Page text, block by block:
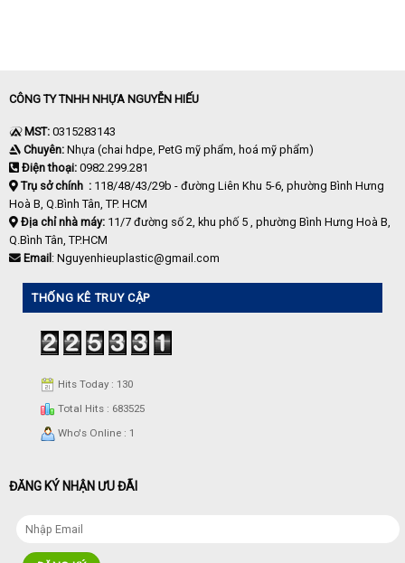
CÔNG TY TNHH NHỰA NGUYỄN HIẾU
MST: 0315283143
Chuyên: Nhựa (chai hdpe, PetG mỹ phẩm, hoá mỹ phẩm)
Điện thoại: 0982.299.281
Trụ sở chính : 118/48/43/29b - đường Liên Khu 5-6, phường Bình Hưng
Hoà B, Q.Bình Tân, TP. HCM
Địa chỉ nhà máy: 11/7 đường số 2, khu phố 5 , phường Bình Hưng Hoà B,
Q.Bình Tân, TP.HCM
Email : Nguyenhieuplastic@gmail.com
THỐNG KÊ TRUY CẬP
Hits Today : 130
Total Hits : 683525
Who's Online : 1
ĐĂNG KÝ NHẬN ƯU ĐÃI